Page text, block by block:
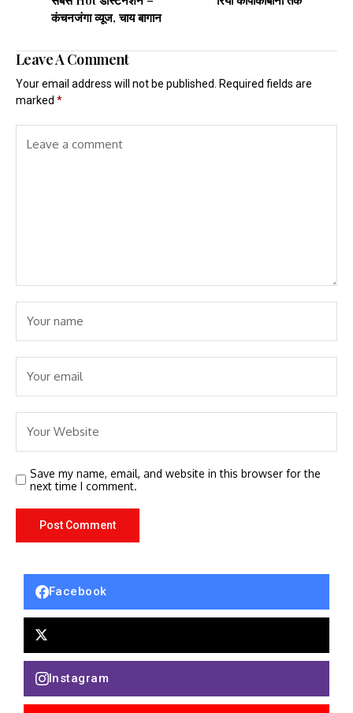
कंचनजंगा व्यूज, चाय बागान
Leave A Comment
Your email address will not be published. Required fields are
marked *
Save my name, email, and website in this browser for the
next time I comment.
Facebook
Instagram